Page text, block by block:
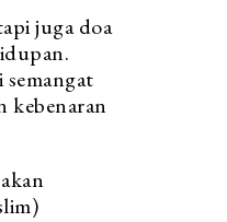
juga doa
kebenaran